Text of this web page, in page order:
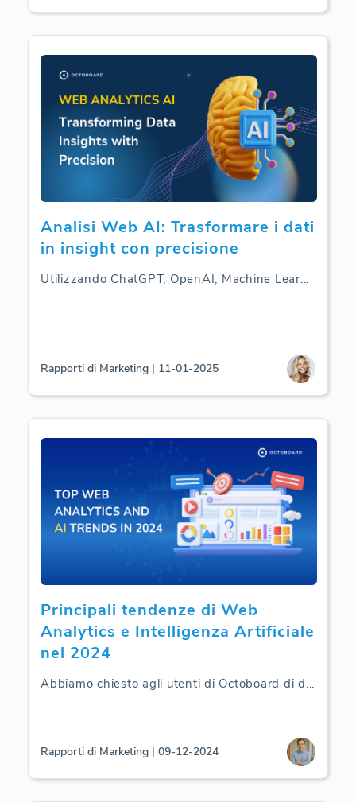
Analisi Web AI: Trasformare i dati
in insight con precisione
Utilizzando ChatGPT, OpenAI, Machine Lear...
Rapporti di Marketing | 11-01-2025
Principali tendenze di Web
Analytics e Intelligenza Artificiale
nel 2024
Abbiamo chiesto agli utenti di Octoboard di d...
Rapporti di Marketing | 09-12-2024